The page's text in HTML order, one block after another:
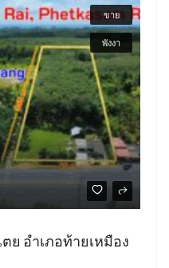
ขาย
พังงา
ย อำเภอท้ายเหมือง